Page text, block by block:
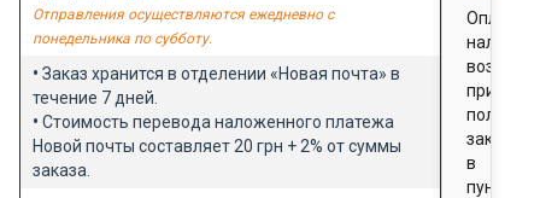
Отправления осуществляются ежедневно с
понедельника по субботу.
• Заказ хранится в отделении «Новая почта» в
течение 7 дней.
• Стоимость перевода наложенного платежа
Новой почты составляет 20 грн + 2% от суммы
заказа.
Оплата
при
заказа
в
пункте